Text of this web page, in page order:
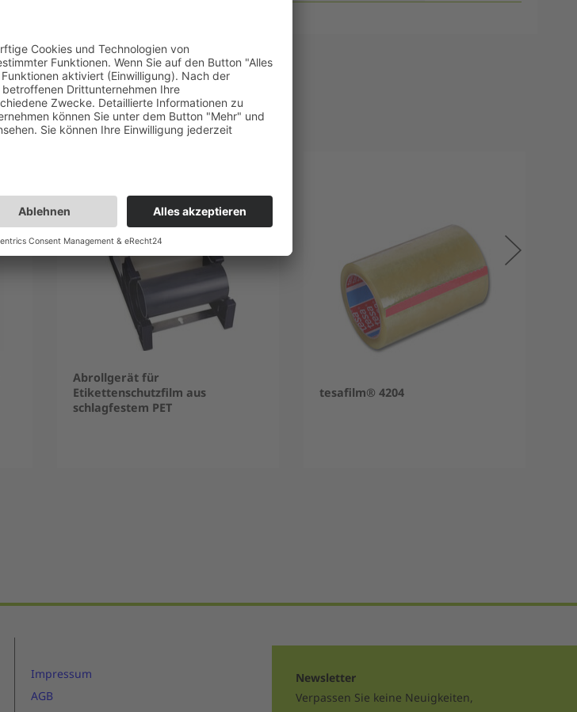
Abrollgerät für
Etikettenschutzfilm aus
schlagfestem PET
tesafilm® 4204
Impressum
AGB
Newsletter
Verpassen Sie keine Neuigkeiten,